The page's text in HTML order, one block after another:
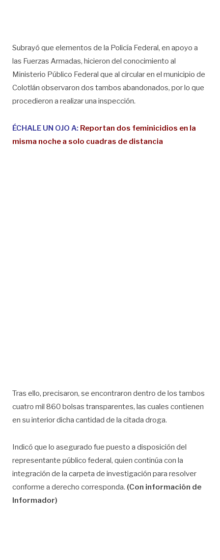
Subrayó que elementos de la Policía Federal, en apoyo a
las Fuerzas Armadas, hicieron del conocimiento al
Ministerio Público Federal que al circular en el municipio de
Colotlán observaron dos tambos abandonados, por lo que
procedieron a realizar una inspección.
ÉCHALE UN OJO A: Reportan dos feminicidios en la
misma noche a solo cuadras de distancia
Tras ello, precisaron, se encontraron dentro de los tambos
cuatro mil 860 bolsas transparentes, las cuales contienen
en su interior dicha cantidad de la citada droga.
Indicó que lo asegurado fue puesto a disposición del
representante público federal, quien continúa con la
integración de la carpeta de investigación para resolver
conforme a derecho corresponda. (Con información de
Informador)